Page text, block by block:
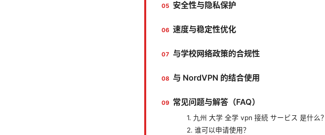
安全性与隐私保护
速度与稳定性优化
与学校网络政策的合规性
与 NordVPN 的结合使用
常见问题与解答（FAQ）
1. 九州 大学 全学 vpn 接続 サービス 是什么？
2. 谁可以申请使用？